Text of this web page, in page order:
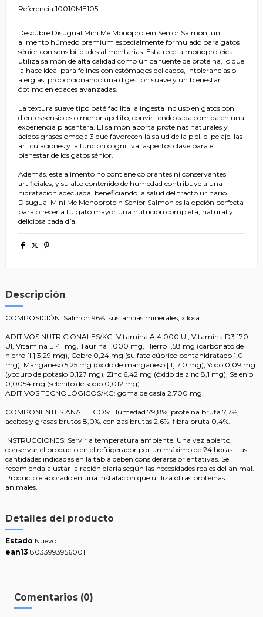
Referencia 10010ME105
Descubre Disugual Mini Me Monoprotein Senior Salmon, un
alimento húmedo premium especialmente formulado para gatos
sénior con sensibilidades alimentarias. Esta receta monoproteica
utiliza salmón de alta calidad como única fuente de proteína, lo que
la hace ideal para felinos con estómagos delicados, intolerancias o
alergias, proporcionando una digestión suave y un bienestar
óptimo en edades avanzadas.
La textura suave tipo paté facilita la ingesta incluso en gatos con
dientes sensibles o menor apetito, convirtiendo cada comida en una
experiencia placentera. El salmón aporta proteínas naturales y
ácidos grasos omega 3 que favorecen la salud de la piel, el pelaje, las
articulaciones y la función cognitiva, aspectos clave para el
bienestar de los gatos sénior.
Además, este alimento no contiene colorantes ni conservantes
artificiales, y su alto contenido de humedad contribuye a una
hidratación adecuada, beneficiando la salud del tracto urinario.
Disugual Mini Me Monoprotein Senior Salmon es la opción perfecta
para ofrecer a tu gato mayor una nutrición completa, natural y
deliciosa cada día.
Descripción
COMPOSICIÓN: Salmón 96%, sustancias minerales, xilosa.
ADITIVOS NUTRICIONALES/KG: Vitamina A 4.000 UI, Vitamina D3 170
UI, Vitamina E 41 mg, Taurina 1.000 mg, Hierro 1,58 mg (carbonato de
hierro [II] 3,29 mg), Cobre 0,24 mg (sulfato cúprico pentahidratado 1,0
mg), Manganeso 5,25 mg (óxido de manganeso [II] 7,0 mg), Yodo 0,09 mg
(yoduro de potasio 0,127 mg), Zinc 6,42 mg (óxido de zinc 8,1 mg), Selenio
0,0054 mg (selenito de sodio 0,012 mg).
ADITIVOS TECNOLÓGICOS/KG: goma de casia 2.700 mg.
COMPONENTES ANALÍTICOS: Humedad 79,8%, proteína bruta 7,7%,
aceites y grasas brutos 8,0%, cenizas brutas 2,6%, fibra bruta 0,4%.
INSTRUCCIONES: Servir a temperatura ambiente. Una vez abierto,
conservar el producto en el refrigerador por un máximo de 24 horas. Las
cantidades indicadas en la tabla deben considerarse orientativas. Se
recomienda ajustar la ración diaria según las necesidades reales del animal.
Producto elaborado en una instalación que utiliza otras proteínas
animales.
Detalles del producto
Estado Nuevo
ean13 8033993956001
Comentarios (0)